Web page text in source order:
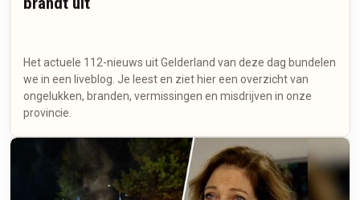
Het actuele 112-nieuws uit Gelderland van deze dag bundelen
we in een liveblog. Je leest en ziet hier een overzicht van
ongelukken, branden, vermissingen en misdrijven in onze
provincie.